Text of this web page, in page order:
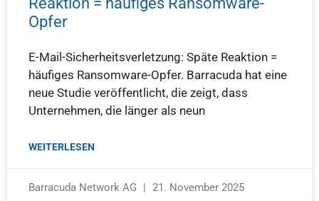
Opfer
E-Mail-Sicherheitsverletzung: Späte Reaktion =
häufiges Ransomware-Opfer. Barracuda hat eine
neue Studie veröffentlicht, die zeigt, dass
Unternehmen, die länger als neun
WEITERLESEN
Barracuda Network AG 21. November 2025